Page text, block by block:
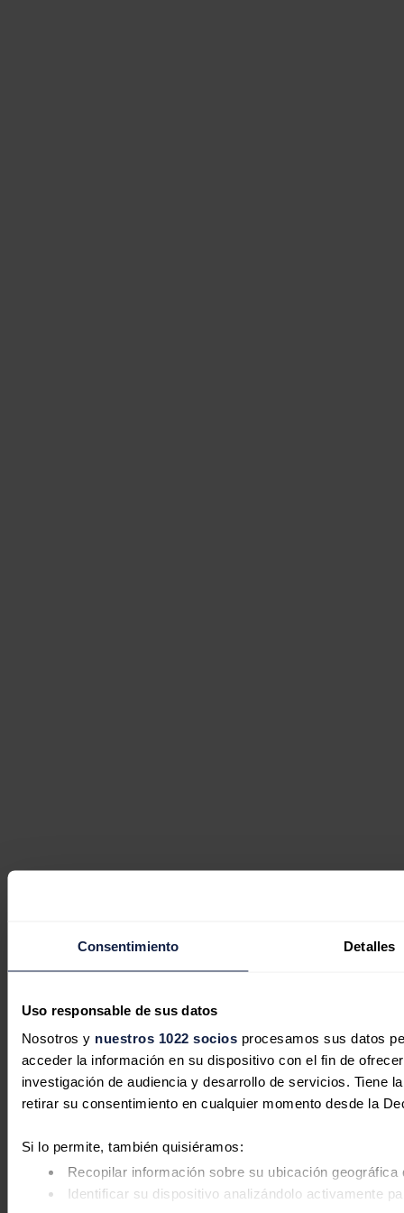
Consentimiento Detalles
Uso responsable de sus datos
Nosotros y nuestros 1022 sociosprocesamos sus datos
acceder la información en su dispositivo con el fin de
investigación de audiencia y desarrollo de servicios. Tiene
retirar su consentimiento en cualquier momento desde la
Si lo permite, también quisiéramos:
Recopilar información sobre su ubicación
Identificar su dispositivo analizándolo activamente